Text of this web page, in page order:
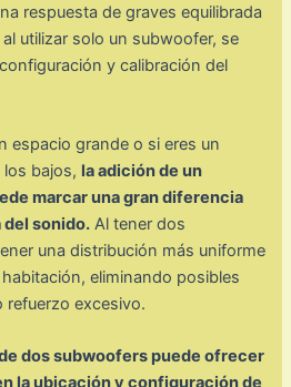
respuesta de graves equilibrada
utilizar solo un subwoofer, se
y calibración del
espacio grande o si eres un
bajos, la adición de un
marcar una gran diferencia
del sonido. Al tener dos
una distribución más uniforme
eliminando posibles
refuerzo excesivo.
dos subwoofers puede ofrecer
la ubicación y configuración de